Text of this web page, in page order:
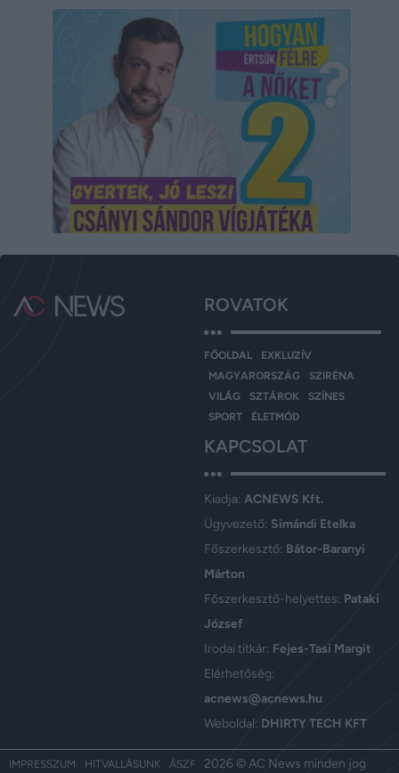
ROVATOK
FŐOLDAL
EXKLUZÍV
MAGYARORSZÁG
SZIRÉNA
VILÁG
SZTÁROK
SZÍNES
SPORT
ÉLETMÓD
KAPCSOLAT
Kiadja: ACNEWS Kft.
Ügyvezető: Simándi Etelka
Főszerkesztő: Bátor-Baranyi
Márton
Főszerkesztő-helyettes: Pataki
József
Irodai titkár: Fejes-Tasi Margit
Elérhetőség:
acnews@acnews.hu
Weboldal: DHIRTY TECH KFT
IMPRESSZUM HITVALLÁSUNK ÁSZF 2026 © AC News minden jog